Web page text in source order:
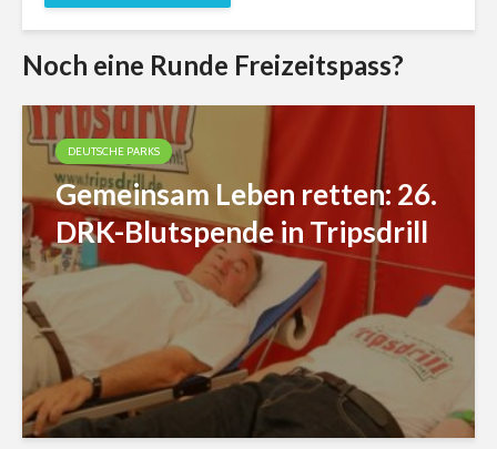
Noch eine Runde Freizeitspass?
DEUTSCHE PARKS
Gemeinsam Leben retten: 26.
DRK-Blutspende in Tripsdrill